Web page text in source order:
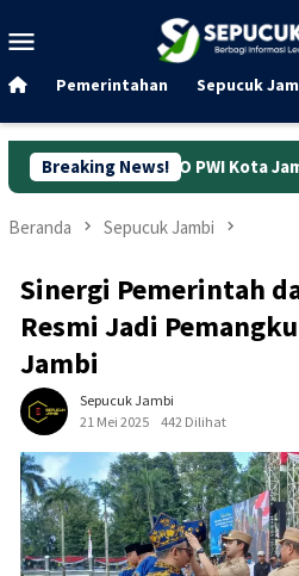
ke
Mobile
Pemerintahan Sepucuk
Breaking News!
PWI Kota Jambi, Jadi Ajang
Beranda Sepucuk Jambi
Sinergi Pemerintah
Resmi Jadi
Jambi
Sepucuk Jambi
21 Mei 2025
442 Dilihat